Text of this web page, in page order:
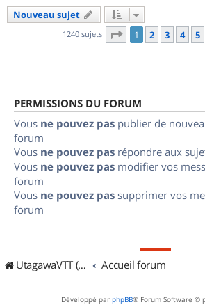
Nouveau sujet
1240 sujets Page 1sur
1 2 3 4 5
PERMISSIONS DU FORUM
Vous ne pouvez pas publier de
forum
Vous ne pouvez pas répondre aux
Vous ne pouvez pas modifier vos
forum
Vous ne pouvez pas supprimer vos
forum
UtagawaVTT (Randos VTT et VTTAE avec traces GPS) Accueil forum
Développé par phpBB® Forum Software ©